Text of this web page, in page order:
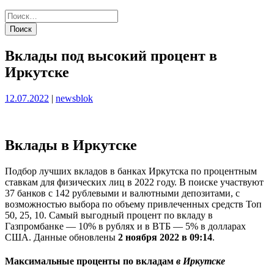
Вклады под высокий процент в
Иркутске
Опубликовано
12.07.2022 | Опубликовано
newsblok
Вклады в Иркутске
Подбор лучших вкладов в банках Иркутска по процентным
ставкам для физических лиц в 2022 году. В поиске участвуют
37 банков с 142 рублевыми и валютными депозитами, с
возможностью выбора по объему привлеченных средств Топ
50, 25, 10. Самый выгодный процент по вкладу в
Газпромбанке — 10% в рублях и в ВТБ — 5% в долларах
США. Данные обновлены 2 ноября 2022 в 09:14.
Максимальные проценты по вкладам в Иркутске